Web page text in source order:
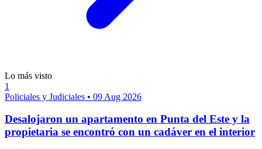
Lo más visto
1
Policiales y Judiciales • 09 Aug 2026
Desalojaron un apartamento en Punta del Este y la
propietaria se encontró con un cadáver en el interior